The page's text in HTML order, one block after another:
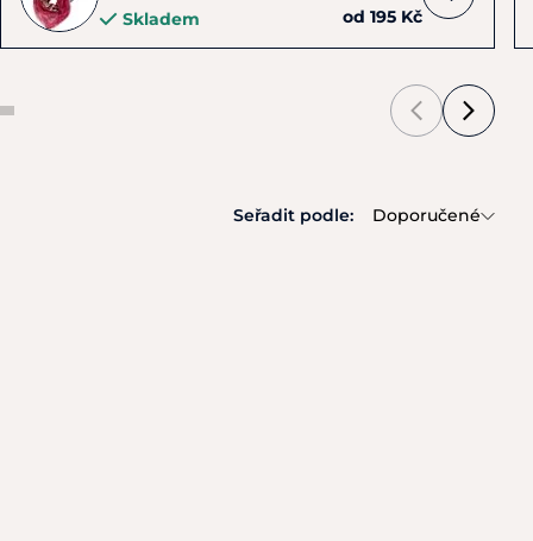
Skladem
od 195 Kč
Seřadit podle: Doporučené